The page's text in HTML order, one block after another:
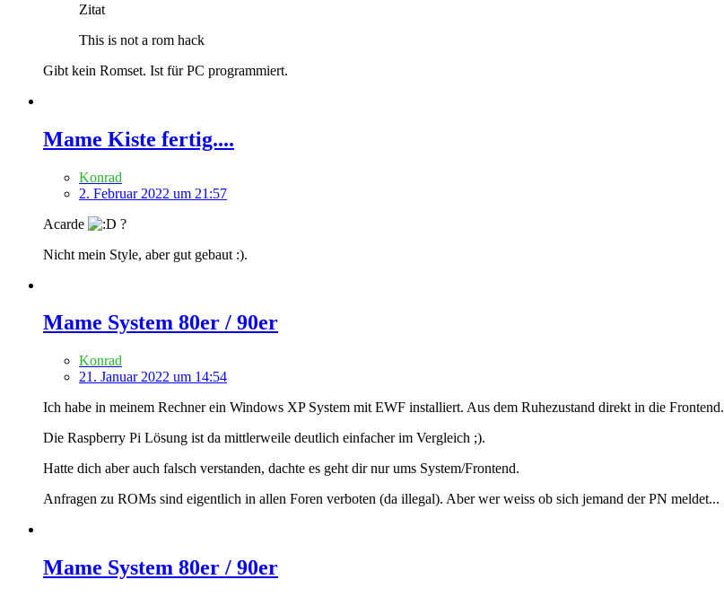
Zitat
This is not a rom hack
Gibt kein Romset. Ist für PC programmiert.
Mame Kiste fertig....
Konrad
2. Februar 2022 um 21:57
Acarde
?
Nicht mein Style, aber gut gebaut :).
Mame System 80er / 90er
Konrad
21. Januar 2022 um 14:54
Ich habe in meinem Rechner ein Windows XP System mit EWF installiert. Aus dem Ruhezustand direkt in die Frontend.
Die Raspberry Pi Lösung ist da mittlerweile deutlich einfacher im Vergleich ;).
Hatte dich aber auch falsch verstanden, dachte es geht dir nur ums System/Frontend.
Anfragen zu ROMs sind eigentlich in allen Foren verboten (da illegal). Aber wer weiss ob sich jemand der PN meldet...
Mame System 80er / 90er